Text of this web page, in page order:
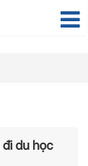
du học